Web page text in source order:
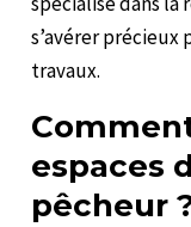
s’avérer précieux
travaux.
espaces
pêcheur